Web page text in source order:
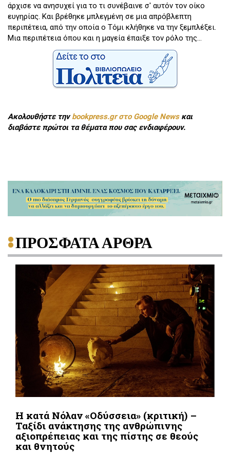
άρχισε να ανησυχεί για το τι συνέβαινε σ' αυτόν τον οίκο
ευγηρίας. Και βρέθηκε μπλεγμένη σε μια απρόβλεπτη
περιπέτεια, από την οποία ο Τόμι κλήθηκε να την ξεμπλέξει.
Μια περιπέτεια όπου και η μαγεία έπαιξε τον ρόλο της...
Ακολουθήστε τηνbookpress.gr στο Google Newsκαι
διαβάστε πρώτοι τα θέματα που σας ενδιαφέρουν.
ΠΡΟΣΦΑΤΑ ΑΡΘΡΑ
Η κατά Νόλαν «Οδύσσεια» (κριτική) –
Ταξίδι ανάκτησης της ανθρώπινης
αξιοπρέπειας και της πίστης σε θεούς
και θνητούς